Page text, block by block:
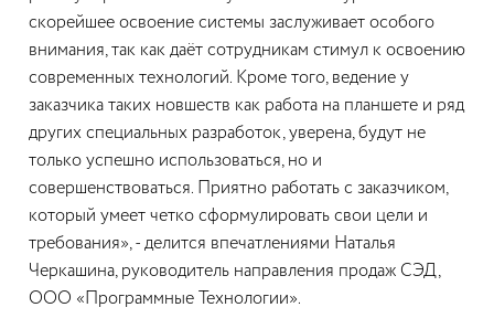
скорейшее освоение системы заслуживает особого
внимания, так как даёт сотрудникам стимул к освоению
современных технологий. Кроме того, ведение у
заказчика таких новшеств как работа на планшете и ряд
других специальных разработок, уверена, будут не
только успешно использоваться, но и
совершенствоваться. Приятно работать с заказчиком,
который умеет четко сформулировать свои цели и
требования», - делится впечатлениями Наталья
Черкашина, руководитель направления продаж СЭД,
ООО «Программные Технологии».